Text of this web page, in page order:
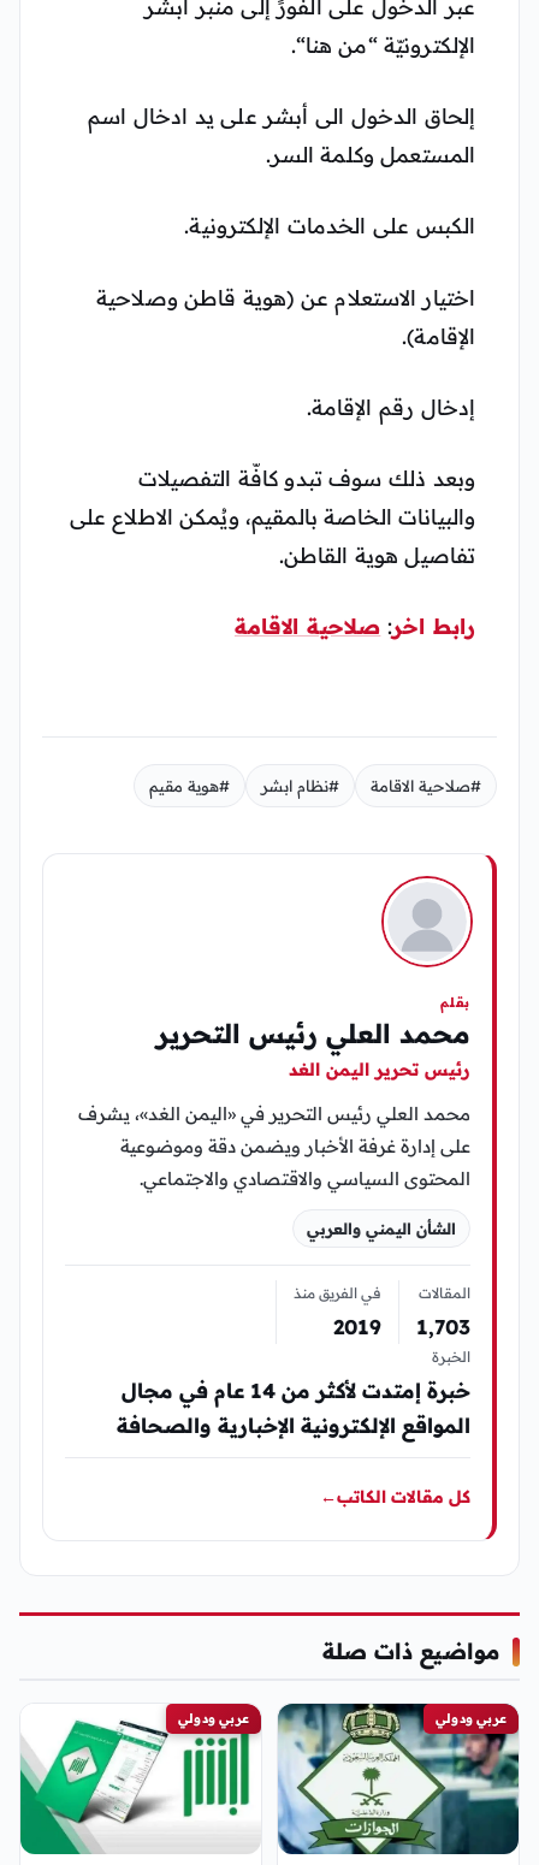
عبر الدخول على الفورً إلى منبر أبشر
الإلكترونيّة “من هنا“.
إلحاق الدخول الى أبشر على يد ادخال اسم
المستعمل وكلمة السر.
الكبس على الخدمات الإلكترونية.
اختيار الاستعلام عن (هوية قاطن وصلاحية
الإقامة).
إدخال رقم الإقامة.
وبعد ذلك سوف تبدو كافّة التفصيلات
والبيانات الخاصة بالمقيم، ويُمكن الاطلاع على
تفاصيل هوية القاطن.
رابط اخر: صلاحية الاقامة
#صلاحية الاقامة #نظام ابشر #هوية مقيم
بقلم
محمد العلي رئيس التحرير
رئيس تحرير اليمن الغد
محمد العلي رئيس التحرير في «اليمن الغد»، يشرف
على إدارة غرفة الأخبار ويضمن دقة وموضوعية
المحتوى السياسي والاقتصادي والاجتماعي.
الشأن اليمني والعربي
المقالات
1٬703
في الفريق منذ
2019
الخبرة
خبرة إمتدت لأكثر من 14 عام في مجال
المواقع الإلكترونية الإخبارية والصحافة
كل مقالات الكاتب←
مواضيع ذات صلة
عربي ودولي عربي ودولي